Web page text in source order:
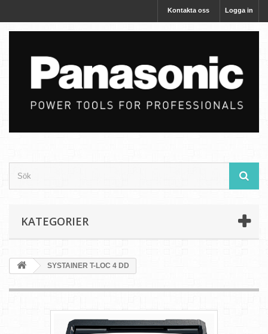
Logga in
Kontakta oss
KATEGORIER
SYSTAINER T-LOC 4 DD